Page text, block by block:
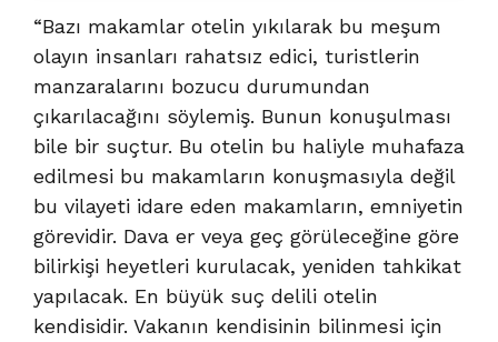
“Bazı makamlar otelin yıkılarak bu meşum
olayın insanları rahatsız edici, turistlerin
manzaralarını bozucu durumundan
çıkarılacağını söylemiş. Bunun konuşulması
bile bir suçtur. Bu otelin bu haliyle muhafaza
edilmesi bu makamların konuşmasıyla değil
bu vilayeti idare eden makamların, emniyetin
görevidir. Dava er veya geç görüleceğine göre
bilirkişi heyetleri kurulacak, yeniden tahkikat
yapılacak. En büyük suç delili otelin
kendisidir. Vakanın kendisinin bilinmesi için